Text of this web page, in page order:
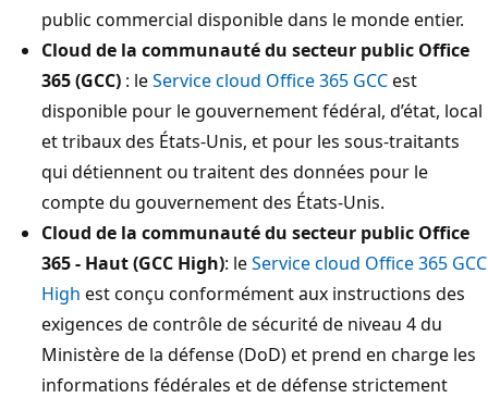
public commercial disponible dans le monde entier.
Cloud de la communauté du secteur public Office
365 (GCC) : leService cloud Office 365 GCCest
disponible pour le gouvernement fédéral, d’état, local
et tribaux des États-Unis, et pour les sous-traitants
qui détiennent ou traitent des données pour le
compte du gouvernement des États-Unis.
Cloud de la communauté du secteur public Office
365 - Haut (GCC High): leService cloud Office 365 GCC
High est conçu conformément aux instructions des
exigences de contrôle de sécurité de niveau 4 du
Ministère de la défense (DoD) et prend en charge les
informations fédérales et de défense strictement